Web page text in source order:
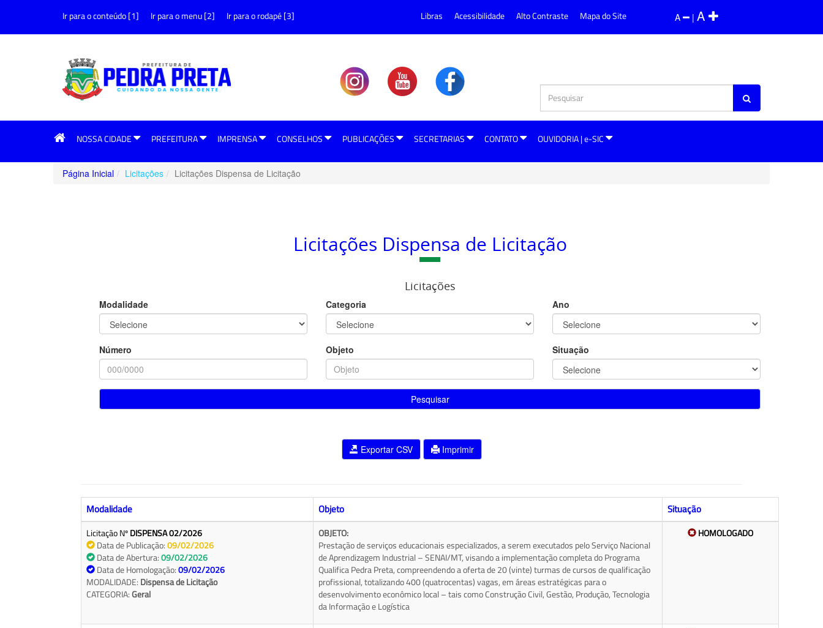
Ir para o conteúdo [1] Ir para o menu [2] Ir para o rodapé [3] A | A
Libras Acessibilidade Alto Contraste Mapa do Site
NOSSA CIDADE PREFEITURA IMPRENSA CONSELHOS PUBLICAÇÕES SECRETARIAS CONTATO OUVIDORIA | e-SIC
Página Inicial Licitações Licitações Dispensa de Licitação
Licitações Dispensa de Licitação
Licitações
Modalidade Categoria Ano
Número Objeto Situação
Pesquisar
Exportar CSV Imprimir
Modalidade Objeto Situação
Licitação NºDISPENSA 02/2026
Data de Publicação:09/02/2026
Data de Abertura:09/02/2026
Data de Homologação:09/02/2026
MODALIDADE: Dispensa de Licitação
CATEGORIA:Geral
OBJETO:
Prestação de serviços educacionais especializados, a serem executados pelo Serviço Nacional
de Aprendizagem Industrial – SENAI/MT, visando a implementação completa do Programa
Qualifica Pedra Preta, compreendendo a oferta de 20 (vinte) turmas de cursos de qualificação
profissional, totalizando 400 (quatrocentas) vagas, em áreas estratégicas para o
desenvolvimento econômico local – tais como Construção Civil, Gestão, Produção, Tecnologia
da Informação e Logística
HOMOLOGADO